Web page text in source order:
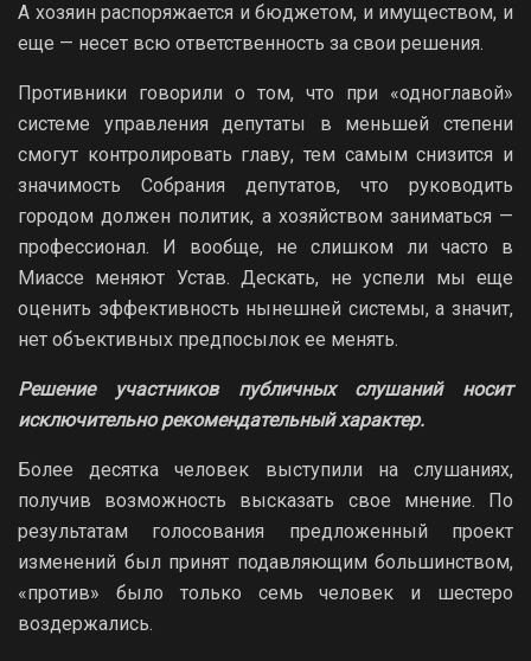
А хозяин распоряжается и бюджетом, и имуществом, и
еще — несет всю ответственность за свои решения.
Противники говорили о том, что при «одноглавой»
системе управления депутаты в меньшей степени
смогут контролировать главу, тем самым снизится и
значимость Собрания депутатов, что руководить
городом должен политик, а хозяйством заниматься —
профессионал. И вообще, не слишком ли часто в
Миассе меняют Устав. Дескать, не успели мы еще
оценить эффективность нынешней системы, а значит,
нет объективных предпосылок ее менять.
Решение участников публичных слушаний носит
исключительно рекомендательный характер.
Более десятка человек выступили на слушаниях,
получив возможность высказать свое мнение. По
результатам голосования предложенный проект
изменений был принят подавляющим большинством,
«против» было только семь человек и шестеро
воздержались.